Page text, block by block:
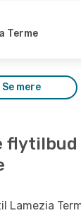
Terme
Se mere